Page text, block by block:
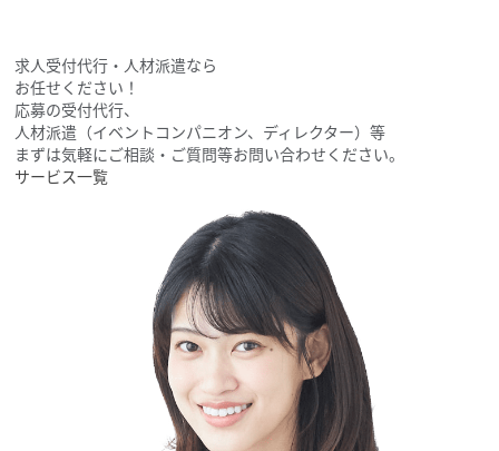
求人受付代行・人材派遣なら
お任せください！
応募の受付代行、
人材派遣（イベントコンパニオン、ディレクター）等
まずは気軽にご相談・ご質問等お問い合わせください。
サービス一覧